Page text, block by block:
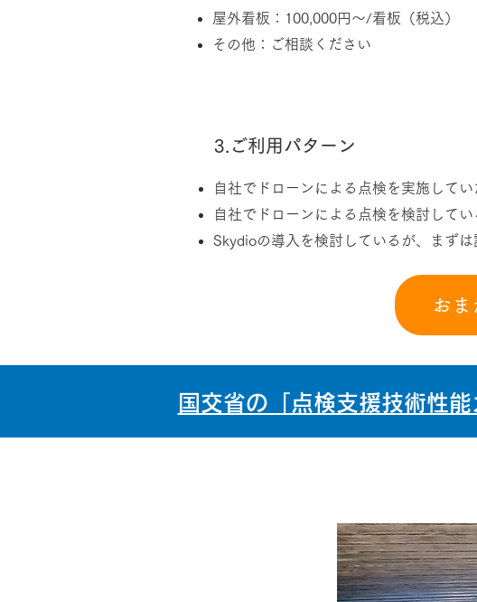
屋外看板：100,000円～/看板（税込）
その他：ご相談ください
3.ご利用パターン
自社でドローンによる点検を実施して
自社でドローンによる点検を検討して
Skydioの導入を検討しているが、まず
お
国交省の「点検支援技術性